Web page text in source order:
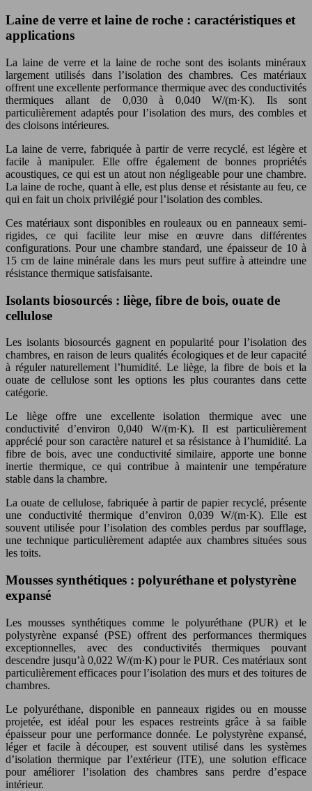
Laine de verre et laine de roche : caractéristiques et
applications
La laine de verre et la laine de roche sont des isolants minéraux
largement utilisés dans l’isolation des chambres. Ces matériaux
offrent une excellente performance thermique avec des conductivités
thermiques allant de 0,030 à 0,040 W/(m·K). Ils sont
particulièrement adaptés pour l’isolation des murs, des combles et
des cloisons intérieures.
La laine de verre, fabriquée à partir de verre recyclé, est légère et
facile à manipuler. Elle offre également de bonnes propriétés
acoustiques, ce qui est un atout non négligeable pour une chambre.
La laine de roche, quant à elle, est plus dense et résistante au feu, ce
qui en fait un choix privilégié pour l’isolation des combles.
Ces matériaux sont disponibles en rouleaux ou en panneaux semi-
rigides, ce qui facilite leur mise en œuvre dans différentes
configurations. Pour une chambre standard, une épaisseur de 10 à
15 cm de laine minérale dans les murs peut suffire à atteindre une
résistance thermique satisfaisante.
Isolants biosourcés : liège, fibre de bois, ouate de
cellulose
Les isolants biosourcés gagnent en popularité pour l’isolation des
chambres, en raison de leurs qualités écologiques et de leur capacité
à réguler naturellement l’humidité. Le liège, la fibre de bois et la
ouate de cellulose sont les options les plus courantes dans cette
catégorie.
Le liège offre une excellente isolation thermique avec une
conductivité d’environ 0,040 W/(m·K). Il est particulièrement
apprécié pour son caractère naturel et sa résistance à l’humidité. La
fibre de bois, avec une conductivité similaire, apporte une bonne
inertie thermique, ce qui contribue à maintenir une température
stable dans la chambre.
La ouate de cellulose, fabriquée à partir de papier recyclé, présente
une conductivité thermique d’environ 0,039 W/(m·K). Elle est
souvent utilisée pour l’isolation des combles perdus par soufflage,
une technique particulièrement adaptée aux chambres situées sous
les toits.
Mousses synthétiques : polyuréthane et polystyrène
expansé
Les mousses synthétiques comme le polyuréthane (PUR) et le
polystyrène expansé (PSE) offrent des performances thermiques
exceptionnelles, avec des conductivités thermiques pouvant
descendre jusqu’à 0,022 W/(m·K) pour le PUR. Ces matériaux sont
particulièrement efficaces pour l’isolation des murs et des toitures de
chambres.
Le polyuréthane, disponible en panneaux rigides ou en mousse
projetée, est idéal pour les espaces restreints grâce à sa faible
épaisseur pour une performance donnée. Le polystyrène expansé,
léger et facile à découper, est souvent utilisé dans les systèmes
d’isolation thermique par l’extérieur (ITE), une solution efficace
pour améliorer l’isolation des chambres sans perdre d’espace
intérieur.